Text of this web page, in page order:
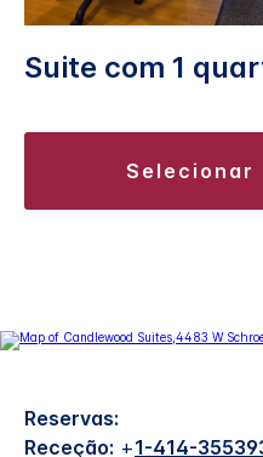
Suite com 1
selecionar
Reservas:
Receção: +1-414-